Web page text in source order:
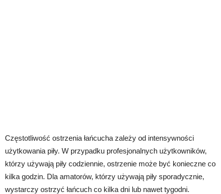
Częstotliwość ostrzenia łańcucha zależy od intensywności
użytkowania piły. W przypadku profesjonalnych użytkowników,
którzy używają piły codziennie, ostrzenie może być konieczne co
kilka godzin. Dla amatorów, którzy używają piły sporadycznie,
wystarczy ostrzyć łańcuch co kilka dni lub nawet tygodni.